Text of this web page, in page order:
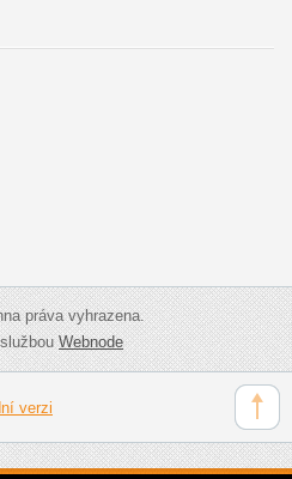
práva vyhrazena.
Webnode
verzi